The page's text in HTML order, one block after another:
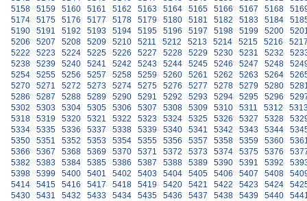
5158
5159 5160 5161 5162 5163 5164 5165 5166 5167 5168
5174
5175 5176 5177 5178 5179 5180 5181 5182 5183 5184
5190
5191 5192 5193 5194 5195 5196 5197 5198 5199 5200
5206
5207 5208 5209 5210 5211 5212 5213 5214 5215 5216
5222
5223 5224 5225 5226 5227 5228 5229 5230 5231 5232
5238
5239 5240 5241 5242 5243 5244 5245 5246 5247 5248
5254
5255 5256 5257 5258 5259 5260 5261 5262 5263 5264
5270
5271 5272 5273 5274 5275 5276 5277 5278 5279 5280
5286
5287 5288 5289 5290 5291 5292 5293 5294 5295 5296
5302
5303 5304 5305 5306 5307 5308 5309 5310 5311 5312
5318
5319 5320 5321 5322 5323 5324 5325 5326 5327 5328
5334
5335 5336 5337 5338 5339 5340 5341 5342 5343 5344
5350
5351 5352 5353 5354 5355 5356 5357 5358 5359 5360
5366
5367 5368 5369 5370 5371 5372 5373 5374 5375 5376
5382
5383 5384 5385 5386 5387 5388 5389 5390 5391 5392
5398
5399 5400 5401 5402 5403 5404 5405 5406 5407 5408
5414
5415 5416 5417 5418 5419 5420 5421 5422 5423 5424
5430
5431 5432 5433 5434 5435 5436 5437 5438 5439 5440